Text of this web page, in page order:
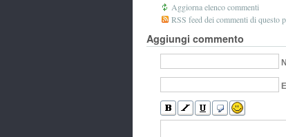
Aggiorna elenco commenti
RSS feed dei commenti di questo
Aggiungi commento